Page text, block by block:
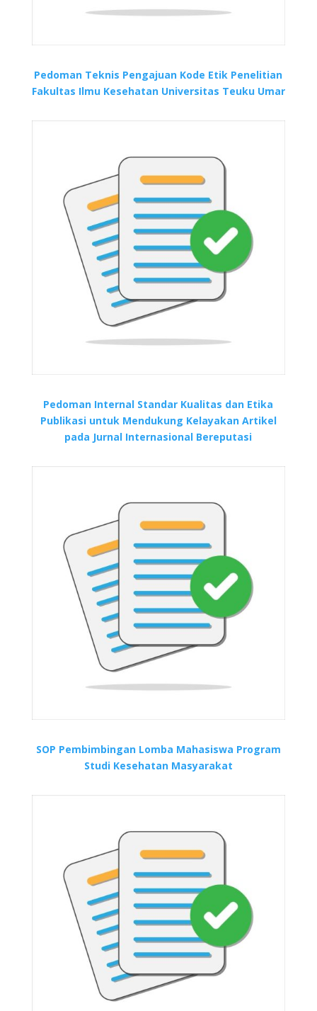
Pedoman Teknis Pengajuan Kode Etik Penelitian
Fakultas Ilmu Kesehatan Universitas Teuku Umar
Pedoman Internal Standar Kualitas dan Etika
Publikasi untuk Mendukung Kelayakan Artikel
pada Jurnal Internasional Bereputasi
SOP Pembimbingan Lomba Mahasiswa Program
Studi Kesehatan Masyarakat